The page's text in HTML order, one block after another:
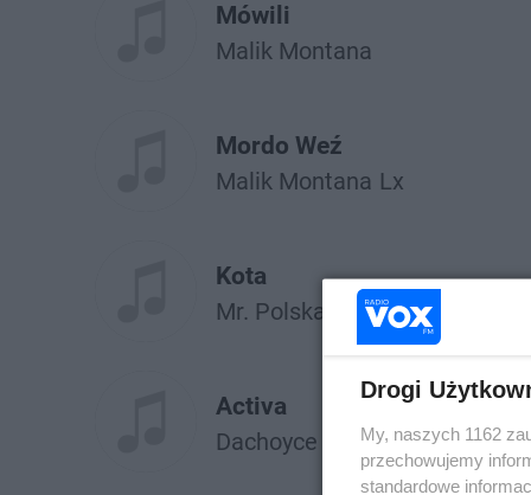
Mówili
Malik Montana
Mordo Weź
Malik Montana Lx
Kota
Mr. Polska
Malik Montana
Activa
Dachoyce
Malik Montana
Drogi
My, naszych 1162
przechowujemy
standardowe